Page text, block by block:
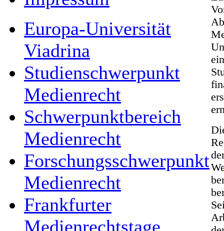
Europa-Universität
Viadrina
Studienschwerpunkt
Medienrecht
Schwerpunktbereich
Medienrecht
Forschungsschwerpunkt
Medienrecht
Frankfurter
Medienrechtstage